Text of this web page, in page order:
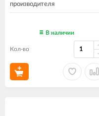
производителя
В наличии
Кол-во